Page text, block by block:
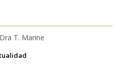
T. Marine